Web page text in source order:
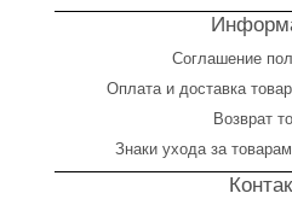
Соглашение
Оплатаи доставка
Возврат
Знаки ухода за